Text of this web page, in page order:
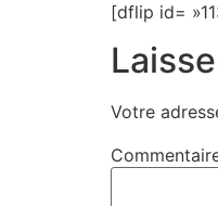
[dflip id=
Votre